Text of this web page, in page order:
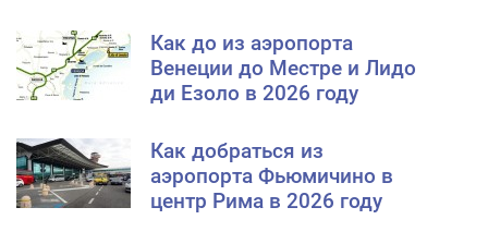
Как до из аэропорта
Венеции до Местре и Лидо
ди Езоло в 2026 году
Как добраться из
аэропорта Фьюмичино в
центр Рима в 2026 году